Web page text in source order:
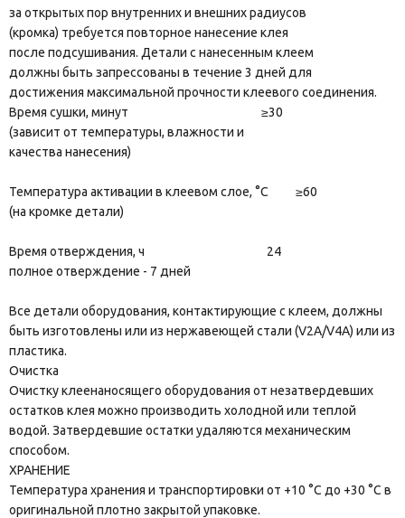
за открытых пор внутренних и внешних радиусов
(кромка) требуется повторное нанесение клея
после подсушивания. Детали с нанесенным клеем
должны быть запрессованы в течение 3 дней для
достижения максимальной прочности клеевого соединения.
Время сушки, минут ≥30
(зависит от температуры, влажности и
качества нанесения)
Температура активации в клеевом слое, °C ≥60
(на кромке детали)
Время отверждения, ч 24
полное отверждение - 7 дней
Все детали оборудования, контактирующие с клеем, должны
быть изготовлены или из нержавеющей стали (V2A/V4A) или из
пластика.
Очистка
Очистку клеенаносящего оборудования от незатвердевших
остатков клея можно производить холодной или теплой
водой. Затвердевшие остатки удаляются механическим
способом.
ХРАНЕНИЕ
Температура хранения и транспортировки от +10 °C до +30 °C в
оригинальной плотно закрытой упаковке.